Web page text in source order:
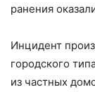
ранения
Инцидент
городского
из частных